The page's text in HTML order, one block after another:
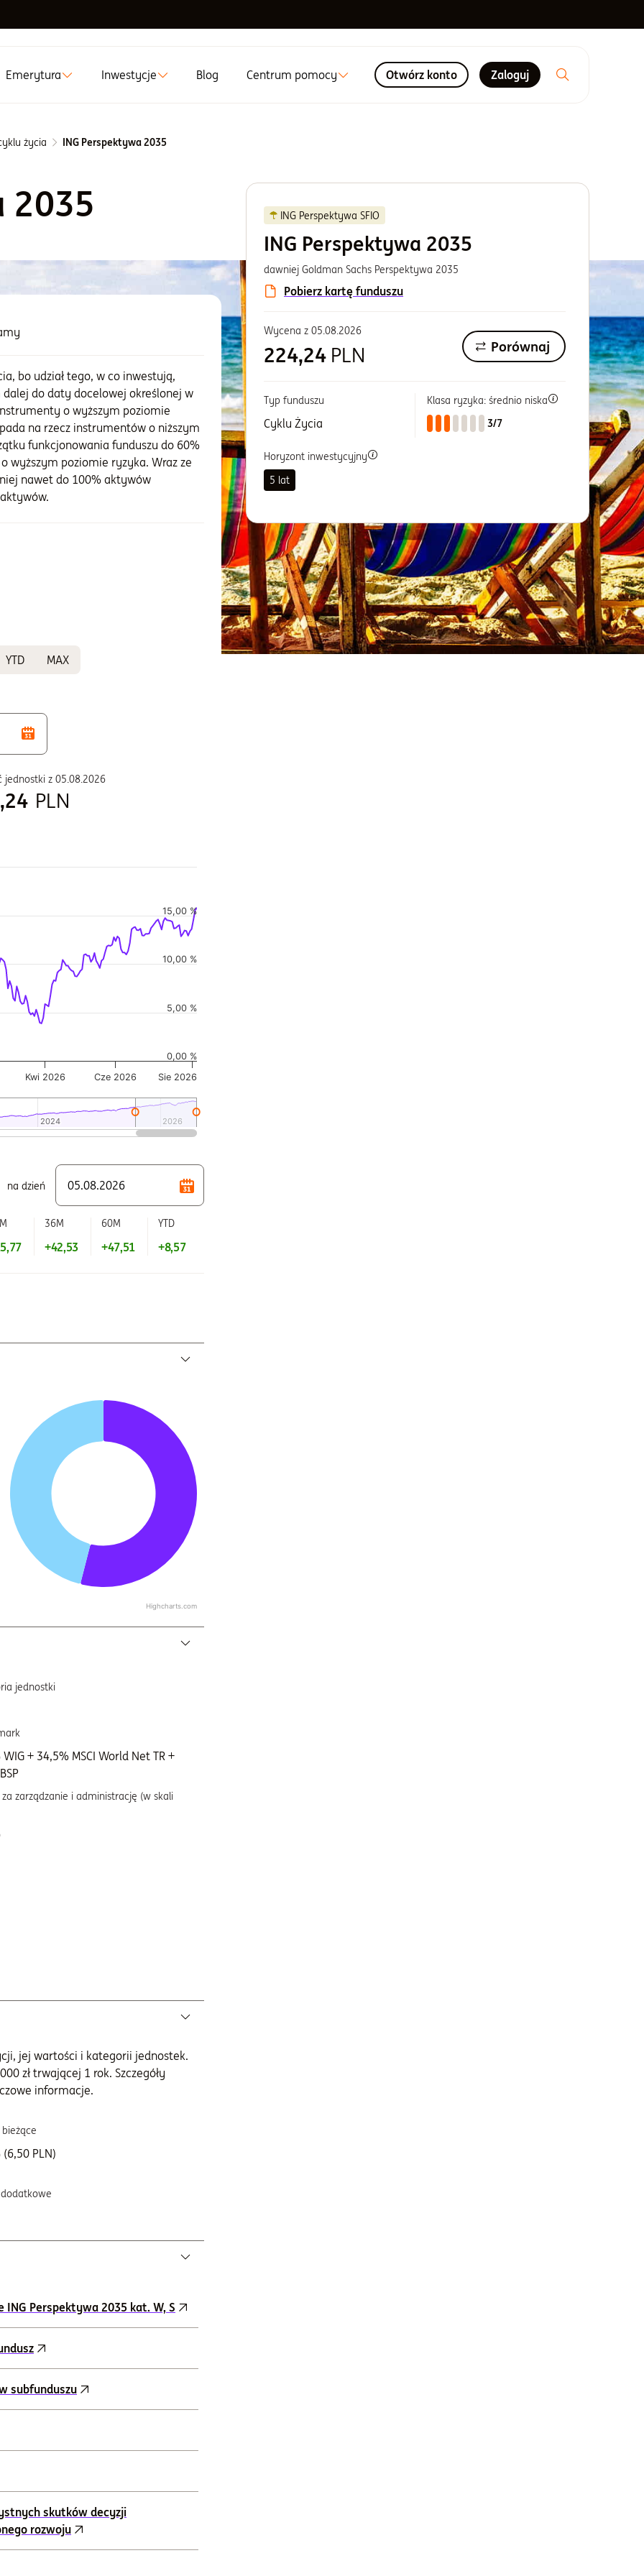
Emerytura Inwestycje Blog Centrum pomocy Otwórz konto Zaloguj
życia ING Perspektywa 2035
2035 ING Perspektywa SFIO
ING Perspektywa 2035
dawniej Goldman Sachs Perspektywa 2035
Pobierz kartę funduszu
Wycena z 05.08.2026
224,24 PLN Porównaj
Typ funduszu
Cyklu Życia
Klasa ryzyka: średnio niska
3/7
Horyzont inwestycyjny
5 lat
bo udział tego, w co inwestują,
do daty docelowej określonej w
o wyższym poziomie
na rzecz instrumentów o niższym
funkcjonowania funduszu do 60%
wyższym poziomie ryzyka. Wraz ze
nawet do 100% aktywów
YTD MAX
jednostki z 05.08.2026
PLN
w czasie, i Wartość jednostki w czasie.
Kwi 2026 Cze 2026 Sie 2026
2024
2024 2026
2026
0,00 %
5,00 %
10,00 %
15,00 %
na dzień
36M 60M YTD
+42,53 +47,51 +8,57
Highcharts.com
jednostki
+ 34,5% MSCI World Net TR +
za zarządzanie i administrację (w skali
jej wartości i kategorii jednostek.
zł trwającej 1 rok. Szczegóły
informacje.
PLN)
Perspektywa 2035 kat. W, S
subfunduszu
skutków decyzji
rozwoju